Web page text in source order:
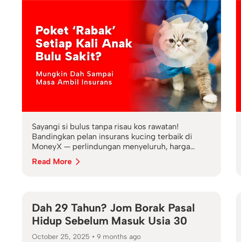
Sayangi si bulus tanpa risau kos rawatan!
Bandingkan pelan insurans kucing terbaik di
MoneyX — perlindungan menyeluruh, harga
berpatutan & mudah daftar.
Read More
Dah 29 Tahun? Jom Borak Pasal
Hidup Sebelum Masuk Usia 30
October 25, 2025 • 9 months ago